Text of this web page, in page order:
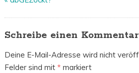
Schreibe einen Kommentar
Deine E-Mail-Adresse wird nicht
Felder sind mit *markiert